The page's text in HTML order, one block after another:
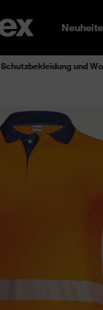
Schutzbekleidung und